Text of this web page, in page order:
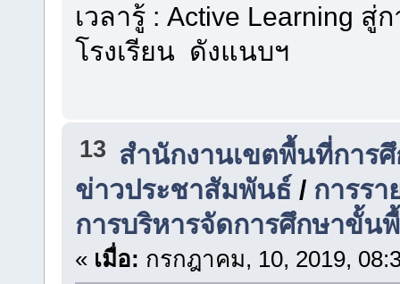
เวลารู้ : Active Learning
โรงเรียน ดังแนบฯ
13 สำนักงานเขตพื้นที่การ
ข่าวประชาสัมพันธ์ / การร
การบริหารจัดการศึกษาขั้น
« เมื่อ: กรกฎาคม, 10, 2019,